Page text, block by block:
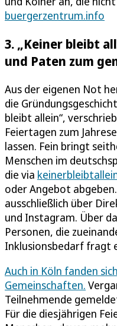
buergerzentrum.info
3. „Keiner bleibt
und Paten zum
Aus der eigenen Not
die
bleibt allein“,
Feiertagen zum
lassen. Fein bringt
Menschen im
die via
oder Angebot
ausschließlich über
und Instagram. Über
Personen, die
Inklusionsbedarf fragt
Auch in Köln fanden
Gemeinschaften.
Teilnehmende
Für die diesjährigen